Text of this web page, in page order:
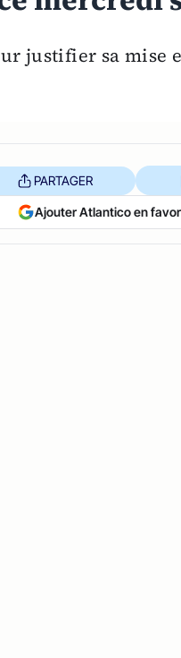
justifier sa mise
PARTAGER
Ajouter Atlantico en